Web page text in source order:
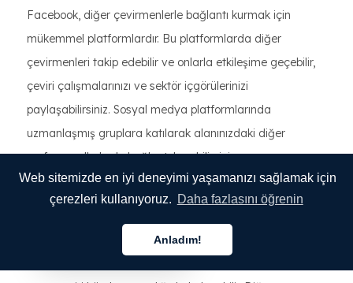
Web sitemizde en iyi deneyimi yaşamanızı sağlamak için
çerezleri kullanıyoruz. Daha fazlasını öğrenin
Anladım!
Facebook, diğer çevirmenlerle bağlantı kurmak için
mükemmel platformlardır. Bu platformlarda diğer
çevirmenleri takip edebilir ve onlarla etkileşime geçebilir,
çeviri çalışmalarınızı ve sektör içgörülerinizi
paylaşabilirsiniz. Sosyal medya platformlarında
uzmanlaşmış gruplara katılarak alanınızdaki diğer
profesyonellerle de bağlantı kurabilirsiniz.
Projelerde İşbirliği Yapın:
Diğer çevirmenlerle projeler
genişletmenin başka bir yoludur. Potansiyel ortak
Türkçe